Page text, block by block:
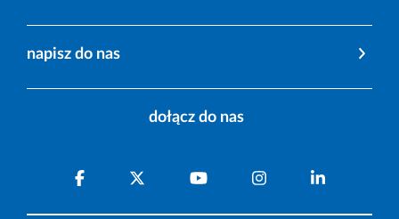
napisz do nas
dołącz do nas